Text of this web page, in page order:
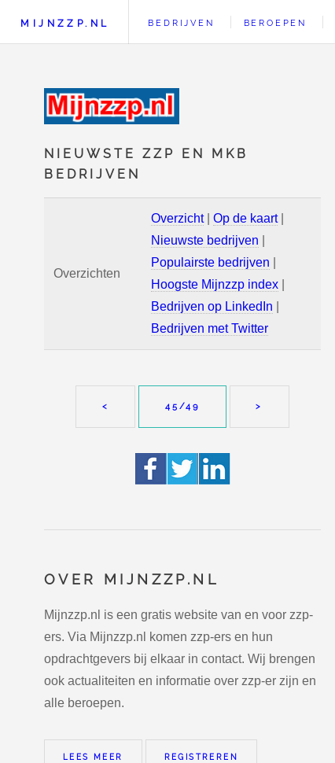
NIEUWSTE ZZP EN MKB
BEDRIJVEN
Overzichten
Overzicht| Op de kaart|
Nieuwste bedrijven
Populairste bedrijven
Hoogste Mijnzzp index
Bedrijven op LinkedIn
Bedrijven met Twitter
< 45 /49 >
OVER MIJNZZP.NL
Mijnzzp.nl is een gratis website van en voor zzp-
ers. Via Mijnzzp.nl komen zzp-ers en hun
opdrachtgevers bij elkaar in contact. Wij brengen
ook actualiteiten en informatie over zzp-er zijn en
alle beroepen.
LEES MEER REGISTREREN
MIJNZZP.NL BEDRIJVEN BEROEPEN